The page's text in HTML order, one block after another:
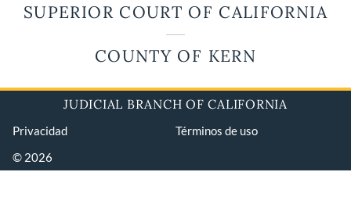
SUPERIOR COURT OF CALIFORNIA
COUNTY OF KERN
JUDICIAL BRANCH OF CALIFORNIA
Privacidad
Términos de uso
© 2026